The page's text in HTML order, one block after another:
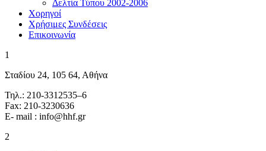
Δελτία Τύπου 2002-2006
Χορηγοί
Χρήσιμες Συνδέσεις
Επικοινωνία
1
Σταδίου 24, 105 64, Αθήνα
Τηλ.: 210-3312535–6
Fax: 210-3230636
E- mail : info@hhf.gr
2